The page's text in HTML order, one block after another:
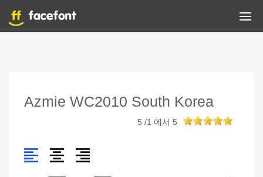
Azmie WC2010 South Korea
5 /1 에서 5